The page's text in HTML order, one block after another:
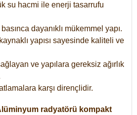
su hacmi ile enerji tasarrufu
dayanıklı mükemmel yapı.
yapısı sayesinde kaliteli ve
ve yapılara gereksiz ağırlık
karşı dirençlidir.
radyatörü kompakt